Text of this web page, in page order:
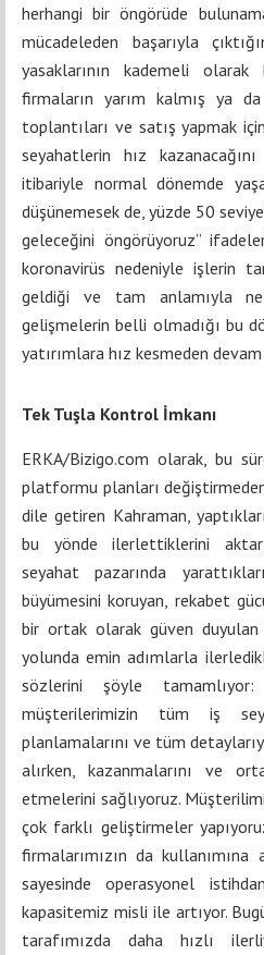
herhangi bir öngörüde
mücadeleden başarıyla
yasaklarının kademeli
firmaların yarım kalmış ya
toplantıları ve satış yapmak
seyahatlerin hız
itibariyle normal dönemde
düşünemesek de, yüzde 50
geleceğini öngörüyoruz”
koronavirüs nedeniyle işlerin
geldiği ve tam anlamıyla ne
gelişmelerin belli olmadığı bu
yatırımlara hız kesmeden
Tek Tuşla Kontrol İmkanı
ERKA/Bizigo.com olarak, bu
platformu planları
dile getiren Kahraman,
bu yönde ilerlettiklerini
seyahat pazarında
büyümesini koruyan, rekabet
bir ortak olarak güven
yolunda emin adımlarla
sözlerini şöyle tamamlıyor:
müşterilerimizin tüm iş
planlamalarını ve tüm
alırken, kazanmalarını ve
etmelerini sağlıyoruz.
çok farklı geliştirmeler
firmalarımızın da kullanımına
sayesinde operasyonel
kapasitemiz misli ile artıyor.
tarafımızda daha hızlı